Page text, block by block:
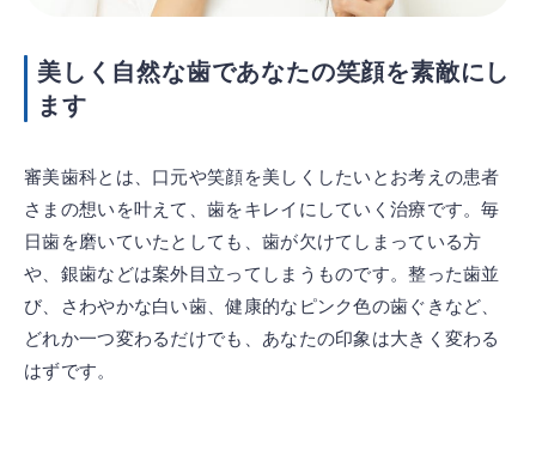
美しく自然な歯であなたの笑顔を素敵にし
ます
審美歯科とは、口元や笑顔を美しくしたいとお考えの患者
さまの想いを叶えて、歯をキレイにしていく治療です。毎
日歯を磨いていたとしても、歯が欠けてしまっている方
や、銀歯などは案外目立ってしまうものです。整った歯並
び、さわやかな白い歯、健康的なピンク色の歯ぐきなど、
どれか一つ変わるだけでも、あなたの印象は大きく変わる
はずです。